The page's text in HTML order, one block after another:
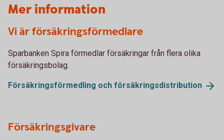
Mer information
Vi är försäkringsförmedlare
Sparbanken Spira förmedlar försäkringar från flera olika
försäkringsbolag.
Försäkringsförmedling och försäkringsdistribution
Försäkringsgivare